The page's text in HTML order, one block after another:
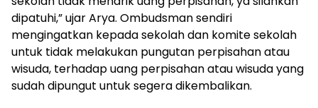
dipatuhi,” ujar Arya. Ombudsman sendiri
mengingatkan kepada sekolah dan komite sekolah
untuk tidak melakukan pungutan perpisahan atau
wisuda, terhadap uang perpisahan atau wisuda yang
sudah dipungut untuk segera dikembalikan.